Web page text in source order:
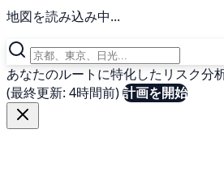
地図を読み込み中...
あなたのルートに特化したリスク分
(最終更新: 4時間前)計画を開始